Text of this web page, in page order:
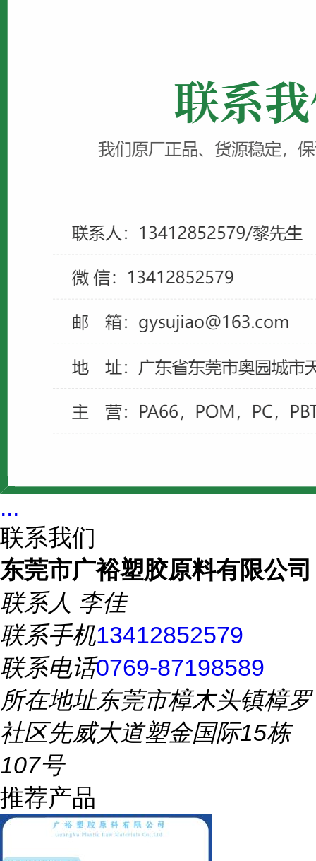
...
联系我们
东莞市广裕塑胶原料有限公司
联系人 李佳
联系手机13412852579
联系电话0769-87198589
所在地址东莞市樟木头镇樟罗
社区先威大道塑金国际15栋
107号
推荐产品